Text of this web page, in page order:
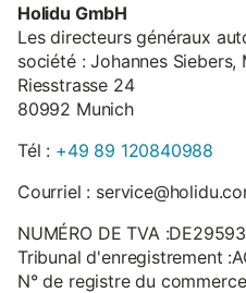
Holidu GmbH
Les directeurs généraux
société : Johannes Siebers,
Riesstrasse 24
80992 Munich
Tél : +49 89 120840988
Courriel :
NUMÉRO DE TVA
Tribunal d'enregistrement
N° de registre du